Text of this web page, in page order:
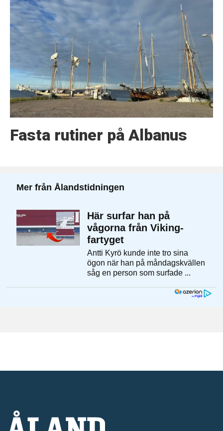
Fasta rutiner på Albanus